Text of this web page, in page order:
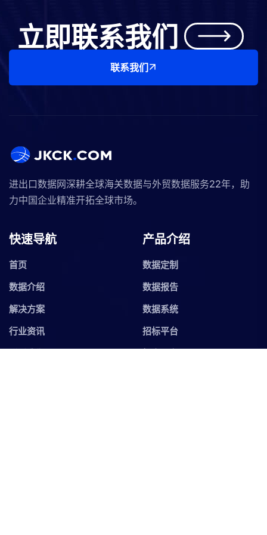
立即联系我们
联系我们
进出口数据网深耕全球海关数据与外贸数据服务22年，助
力中国企业精准开拓全球市场。
快速导航
首页
数据介绍
解决方案
行业资讯
产品介绍
数据定制
数据报告
数据系统
招标平台